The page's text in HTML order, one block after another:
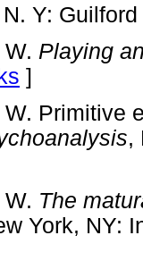
N. Y:
Playing
]
W. Primitive
,
The
York, NY: